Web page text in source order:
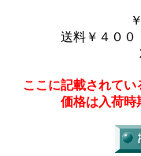
送料￥４００
ここに記載されて
価格は入荷時